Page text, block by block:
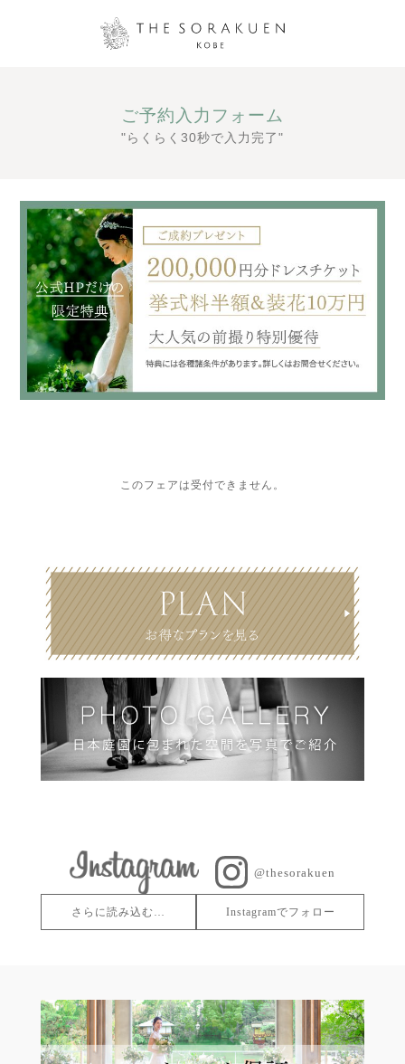
ご予約入力フォーム
"らくらく30秒で入力完了"
このフェアは受付できません。
@thesorakuen
さらに読み込む… Instagramでフォロー